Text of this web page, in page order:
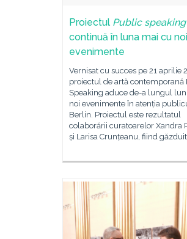
Proiectul Public speaking
continuă în luna mai cu noi
evenimente
Vernisat cu succes pe 21 aprilie
proiectul de artă contemporană
Speaking aduce de-a lungul
noi evenimente în atenția
Berlin. Proiectul este rezultatul
colaborării curatoarelor Xandra
și Larisa Crunțeanu, fiind găzduit